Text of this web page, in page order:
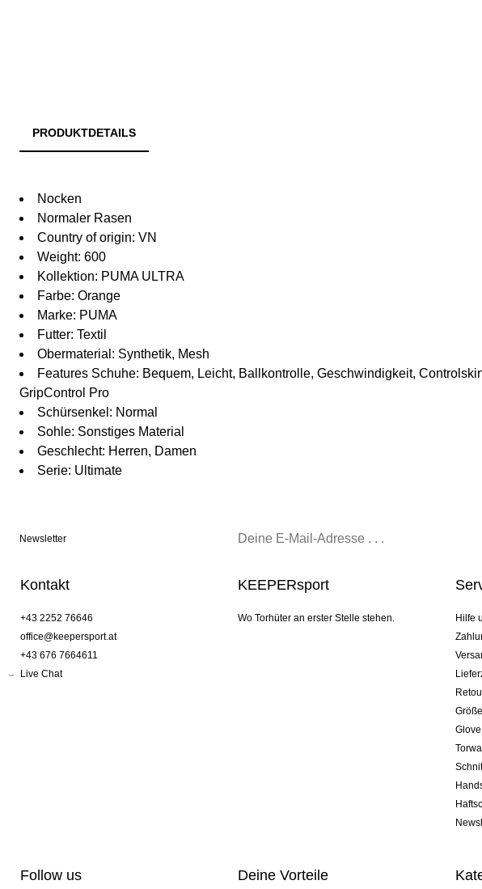
PRODUKTDETAILS
Nocken
Normaler Rasen
Country of origin: VN
Weight: 600
Kollektion: PUMA ULTRA
Farbe: Orange
Marke: PUMA
Futter: Textil
Obermaterial: Synthetik, Mesh
Features Schuhe: Bequem, Leicht, Ballkontrolle, Geschwindigkeit,
GripControl Pro
Schürsenkel: Normal
Sohle: Sonstiges Material
Geschlecht: Herren, Damen
Serie: Ultimate
Newsletter
Kontakt
+43 2252 76646
office@keepersport.at
+43 676 7664611
Live Chat
KEEPERsport
Wo Torhüter an erster Stelle stehen.
Hilfe
Follow us Deine Vorteile